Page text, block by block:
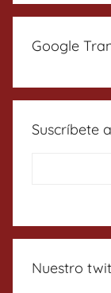
Google
Suscríbete
Nuestro